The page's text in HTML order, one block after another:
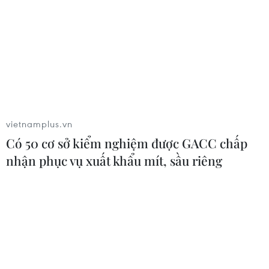
05/08/2026 03:11
Quan hệ Đối tác chiến
vietnamplus.vn
Có 50 cơ sở kiểm nghiệm được GACC chấp
nhận phục vụ xuất khẩu mít, sầu riêng